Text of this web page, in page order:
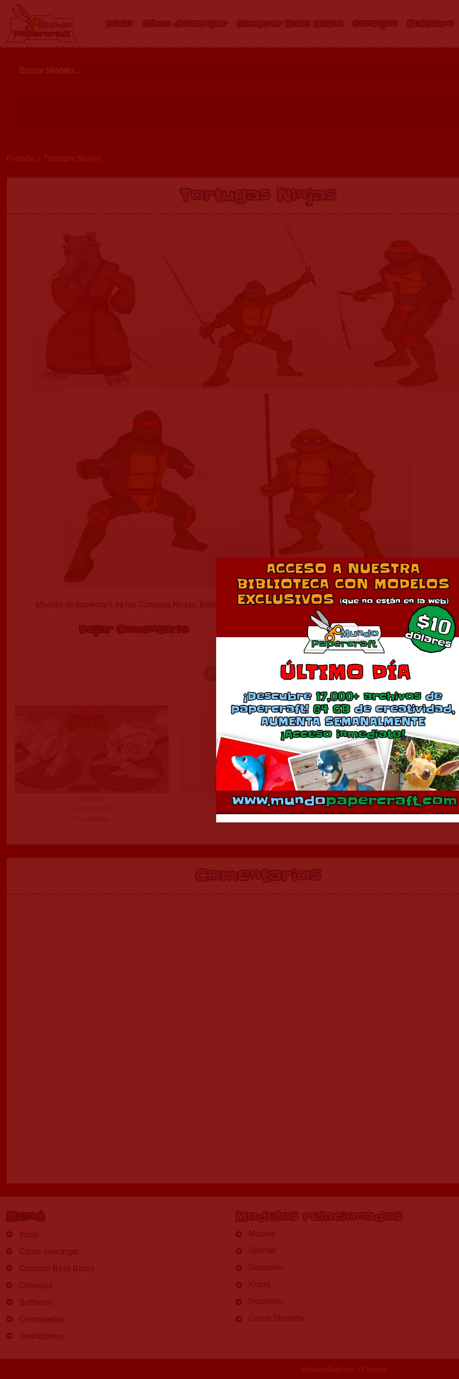
Inicio Cómo descargar Comprar Base Datos Consejos Software
Portada Tortugas Ninjas
Tortugas Ninjas
Modelo de papercraft de las Tortugas Ninjas, Donatelo, Rafael, Leonardo, Miguel Angel y adicionalmente el Maestro
Dejar Comentario Descarga en 2
Más
Splinter
junio 3, 2022
Donatello
enero 18, 2021
Comentarios
Menú
Inicio
Cómo descargar
Comprar Base Datos
Consejos
Software
Contraseñas
Contactenos
Modelos relacionados
Mouser
Splinter
Donatello
Krang
Donatello
Casco Shredder
Desarrollado por JE Image